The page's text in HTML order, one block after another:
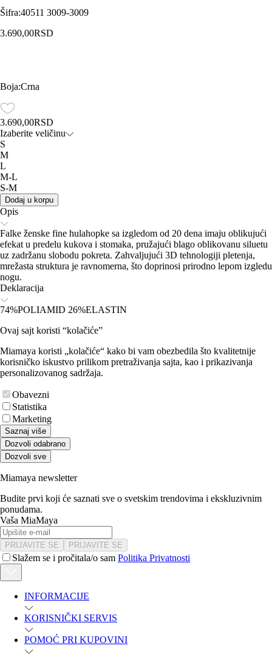
Šifra:40511 3009-3009
3.690,00RSD
Boja:Crna
3.690,00RSD
Izaberite veličinu
S
M
L
M-L
S-M
Dodaj u korpu
Opis
Falke ženske fine hulahopke sa izgledom od 20 dena imaju oblikujući
efekat u predelu kukova i stomaka, pružajući blago oblikovanu siluetu
uz zadržanu slobodu pokreta. Zahvaljujući 3D tehnologiji pletenja,
mrežasta struktura je ravnomerna, što doprinosi prirodno lepom izgledu
nogu.
Deklaracija
74%POLIAMID 26%ELASTIN
Ovaj sajt koristi “kolačiće”
Miamaya koristi „kolačiće“ kako bi vam obezbedila što kvalitetnije
korisničko iskustvo prilikom pretraživanja sajta, kao i prikazivanja
personalizovanog sadržaja.
Obavezni
Statistika
Marketing
Saznaj više
Dozvoli odabrano
Dozvoli sve
Miamaya newsletter
Budite prvi koji će saznati sve o svetskim trendovima i ekskluzivnim
ponudama.
Vaša MiaMaya
PRIJAVITE SE PRIJAVITE SE
Slažem se i pročitala/o sam Politika Privatnosti
INFORMACIJE
KORISNIČKI SERVIS
POMOĆ PRI KUPOVINI